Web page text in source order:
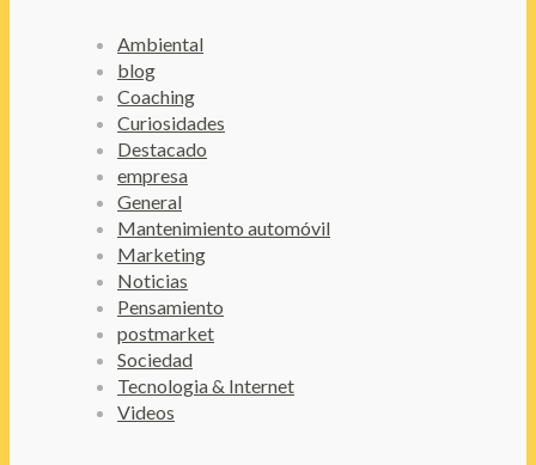
Ambiental
blog
Coaching
Curiosidades
Destacado
empresa
General
Mantenimiento automóvil
Marketing
Noticias
Pensamiento
postmarket
Sociedad
Tecnologia & Internet
Videos